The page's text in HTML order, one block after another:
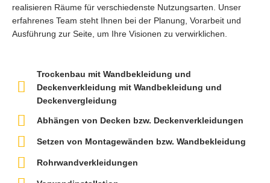
realisieren Räume für verschiedenste Nutzungsarten. Unser
erfahrenes Team steht Ihnen bei der Planung, Vorarbeit und
Ausführung zur Seite, um Ihre Visionen zu verwirklichen.
Trockenbau mit Wandbekleidung und
Deckenverkleidung mit Wandbekleidung und
Deckenvergleidung
Abhängen von Decken bzw. Deckenverkleidungen
Setzen von Montagewänden bzw. Wandbekleidung
Rohrwandverkleidungen